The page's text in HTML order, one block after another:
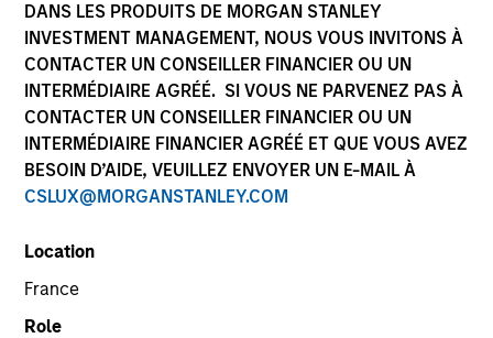
DANS LES PRODUITS DE MORGAN STANLEY
INVESTMENT MANAGEMENT, NOUS VOUS INVITONS À
CONTACTER UN CONSEILLER FINANCIER OU UN
INTERMÉDIAIRE AGRÉÉ. SI VOUS NE PARVENEZ PAS À
CONTACTER UN CONSEILLER FINANCIER OU UN
INTERMÉDIAIRE FINANCIER AGRÉÉ ET QUE VOUS AVEZ
BESOIN D’AIDE, VEUILLEZ ENVOYER UN E-MAIL À
CSLUX@MORGANSTANLEY.COM
Location
France
Role